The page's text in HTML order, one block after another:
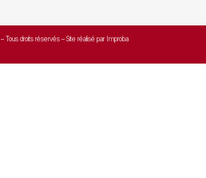
– Tous droits réservés – Site réalisé par Improba